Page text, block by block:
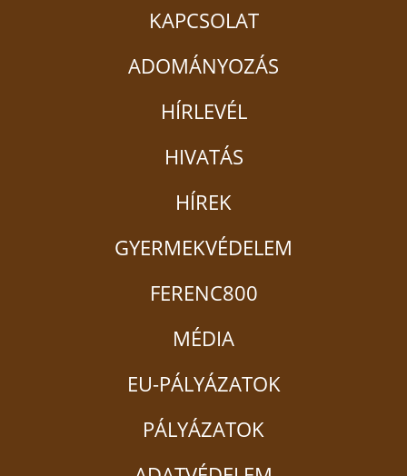
KAPCSOLAT
ADOMÁNYOZÁS
HÍRLEVÉL
HIVATÁS
HÍREK
GYERMEKVÉDELEM
FERENC800
MÉDIA
EU-PÁLYÁZATOK
PÁLYÁZATOK